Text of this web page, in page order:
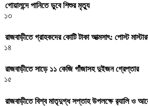
গোয়ালন্দে পানিতে ডুবে শিশুর মৃত্যু
১৩
রাজবাড়ীতে গ্রাহকদের কোটি টাকা আত্মসাৎ: পোস্ট
১৪
রাজবাড়ীতে সাড়ে ১১ কেজি গাঁজাসহ দুইজন গ্রেপ্তার
১৫
রাজবাড়ীতে বিশ্ব মাতৃদুগ্ধ সপ্তাহ উপলক্ষে র‌্যালি ও